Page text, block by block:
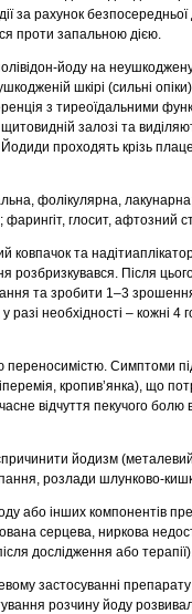
за рахунок безпосередньої
проти запальною дією.
йоду на
шкірі (сильні
з тиреоїдальними
залозі та
проходять крізь
фолікулярна,
фарингіт, глосит, афтозний
ковпачок та
Після
та зробити 1–3
необхідності – кожні 4
Симптоми
кропив’янка), що
відчуття пекучого болю
йодизм
розлади шлунково-
або інших компонентів
серцева, ниркова
дослідження або
застосуванні
розчину йоду